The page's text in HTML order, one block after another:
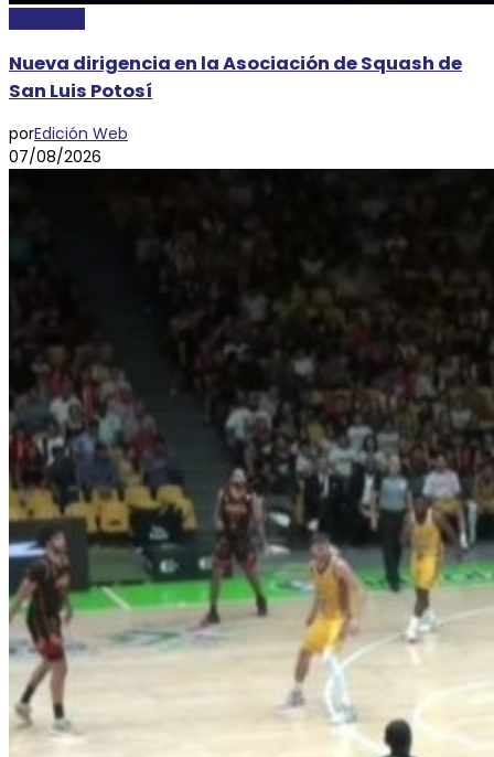
Nueva dirigencia en la Asociación de Squash de
San Luis Potosí
porEdición Web
07/08/2026